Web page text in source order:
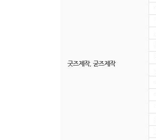
굿즈제작, 굳즈제작